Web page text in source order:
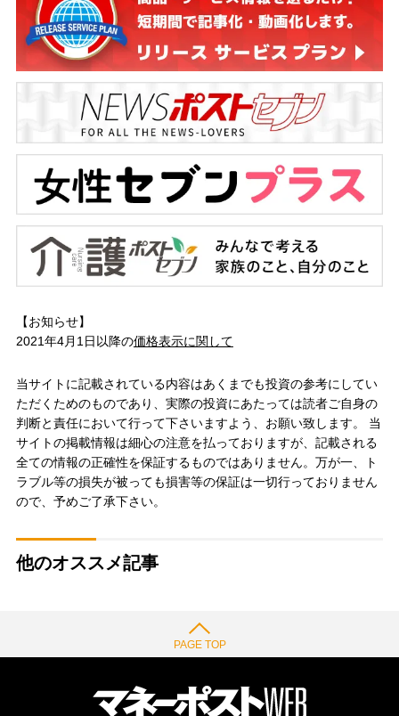
【お知らせ】
2021年4月1日以降の価格表示に関して
当サイトに記載されている内容はあくまでも投資の参考にしてい
ただくためのものであり、実際の投資にあたっては読者ご自身の
判断と責任において行って下さいますよう、お願い致します。 当
サイトの掲載情報は細心の注意を払っておりますが、記載される
全ての情報の正確性を保証するものではありません。万が一、ト
ラブル等の損失が被っても損害等の保証は一切行っておりません
ので、予めご了承下さい。
他のオススメ記事
PAGE TOP